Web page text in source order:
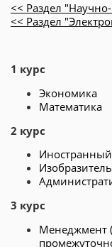
<< Раздел
<< Раздел
1 курс
Экономика
Математика
2 курс
3 курс
Менеджмент